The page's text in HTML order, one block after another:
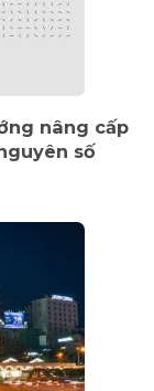
nâng cấp
số